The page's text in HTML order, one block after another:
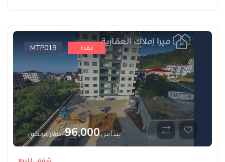
MTP019 نقدا
يبدأ من96,000/ دولار أمريكي
شقق ،للبيع